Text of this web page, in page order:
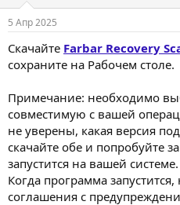
5 Апр 2025
Скачайте Farbar Recovery
сохраните на Рабочем столе.
Примечание: необходимо
совместимую с вашей
не уверены, какая версия
скачайте обе и попробуйте
запустится на вашей системе.
Когда программа
соглашения с